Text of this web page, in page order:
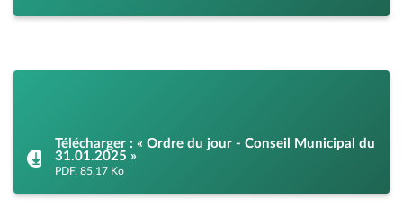
Télécharger : « Ordre du jour - Conseil Municipal du
31.01.2025 »
PDF, 85,17 Ko